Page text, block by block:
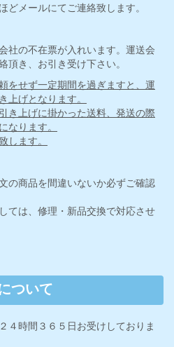
どメールにてご連絡致します。
社の不在票が入れいます。運送会
頂き、お引き受け下さい。
をせず一定期間を過ぎますと、運
上げとなります。
き上げに掛かった送料、発送の際
なります。
します。
の商品を間違いないか必ずご確認
ては、修理・新品交換で対応させ
ついて
４時間３６５日お受けしておりま